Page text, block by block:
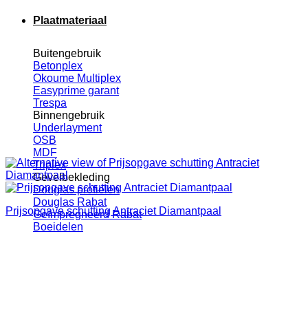
Plaatmateriaal
Buitengebruik
Betonplex
Okoume Multiplex
Easyprime garant
Trespa
Binnengebruik
Underlayment
OSB
MDF
Triplex
Gevelbekleding
Douglas profielen
Douglas Rabat
Geïmpregneerd Rabat
Boeidelen
Prijsopgave schutting Antraciet Diamantpaal